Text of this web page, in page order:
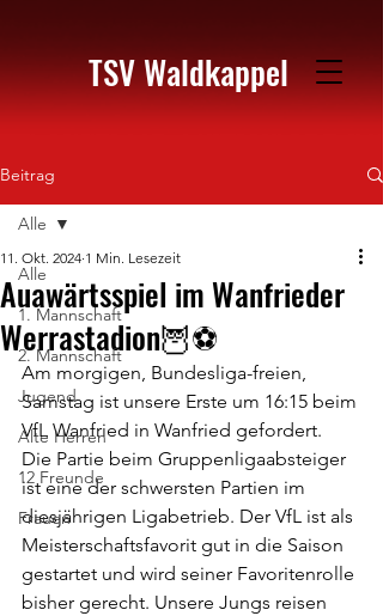
TSV Waldkappel
Beitrag
Alle
1. Mannschaft
2. Mannschaft
Jugend
Alte Herren
12 Freunde
Frauen
Alle
Auawärtsspiel im Wanfrieder
Werrastadion🦉⚽️
11. Okt. 2024 1 Min. Lesezeit
Am morgigen, Bundesliga-freien,
Samstag ist unsere Erste um 16:15 beim
VfL Wanfried in Wanfried gefordert.
Die Partie beim Gruppenligaabsteiger
ist eine der schwersten Partien im
diesjährigen Ligabetrieb. Der VfL ist als
Meisterschaftsfavorit gut in die Saison
gestartet und wird seiner Favoritenrolle
bisher gerecht. Unsere Jungs reisen